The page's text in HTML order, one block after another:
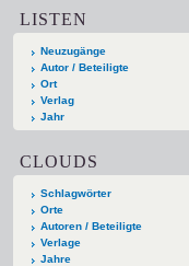
LISTEN
Neuzugänge
Autor / Beteiligte
Ort
Verlag
Jahr
CLOUDS
Schlagwörter
Orte
Autoren / Beteiligte
Verlage
Jahre